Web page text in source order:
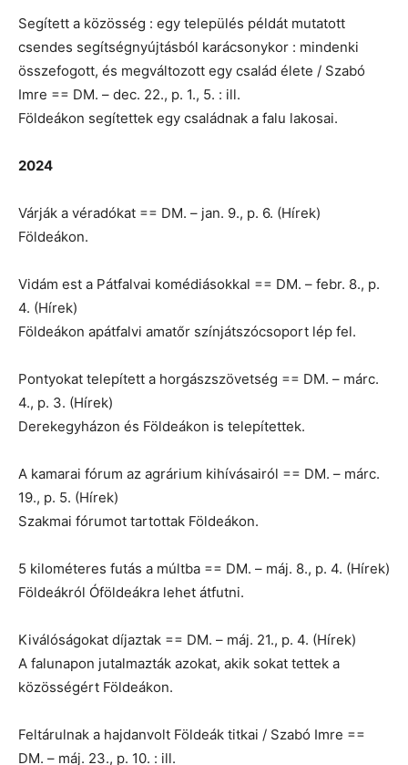
Segített a közösség : egy település példát mutatott
csendes segítségnyújtásból karácsonykor : mindenki
összefogott, és megváltozott egy család élete / Szabó
Imre == DM. – dec. 22., p. 1., 5. : ill.
Földeákon segítettek egy családnak a falu lakosai.
2024
Várják a véradókat == DM. – jan. 9., p. 6. (Hírek)
Földeákon.
Vidám est a Pátfalvai komédiásokkal == DM. – febr. 8., p.
4. (Hírek)
Földeákon apátfalvi amatőr színjátszócsoport lép fel.
Pontyokat telepített a horgászszövetség == DM. – márc.
4., p. 3. (Hírek)
Derekegyházon és Földeákon is telepítettek.
A kamarai fórum az agrárium kihívásairól == DM. – márc.
19., p. 5. (Hírek)
Szakmai fórumot tartottak Földeákon.
5 kilométeres futás a múltba == DM. – máj. 8., p. 4. (Hírek)
Földeákról Óföldeákra lehet átfutni.
Kiválóságokat díjaztak == DM. – máj. 21., p. 4. (Hírek)
A falunapon jutalmazták azokat, akik sokat tettek a
közösségért Földeákon.
Feltárulnak a hajdanvolt Földeák titkai / Szabó Imre ==
DM. – máj. 23., p. 10. : ill.